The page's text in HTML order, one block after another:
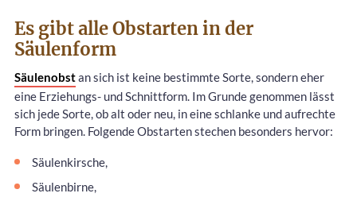
Es gibt alle Obstarten in der
Säulenform
Säulenobstan sich ist keine bestimmte Sorte, sondern eher
eine Erziehungs- und Schnittform. Im Grunde genommen lässt
sich jede Sorte, ob alt oder neu, in eine schlanke und aufrechte
Form bringen. Folgende Obstarten stechen besonders hervor:
Säulenkirsche,
Säulenbirne,